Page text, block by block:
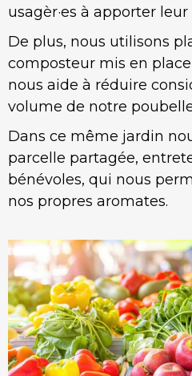
usagèr·es à apporter
De plus, nous utilisons
composteur mis en
nous aide à réduire
volume de notre
Dans ce même jardin
parcelle partagée,
bénévoles, qui nous
nos propres aromates.